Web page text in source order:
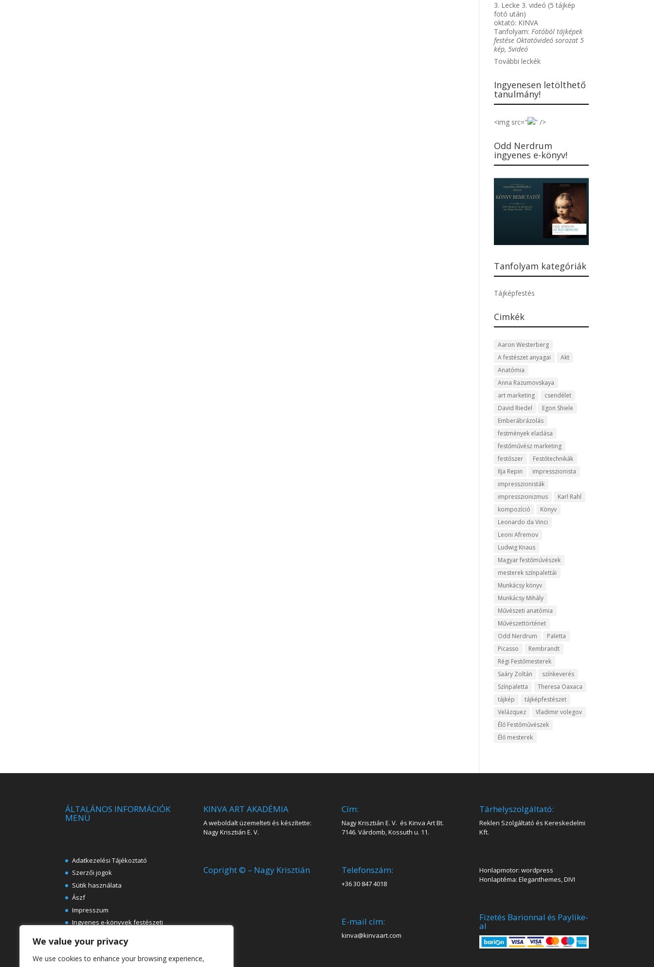
We value your privacy
We use cookies to enhance your browsing experience,
3. Lecke 3. videó (5 tájkép
fotó után)
oktató: KINVA
Tanfolyam:Fotóból tájképek
festése Oktatóvideó sorozat 5
kép, 5videó
További leckék
Ingyenesen letölthető
tanulmány!
<img src=" ” />
Odd Nerdrum
ingyenes e-könyv!
Tanfolyam kategóriák
Tájképfestés
Cimkék
Aaron Westerberg
A festészet anyagai
Akt
Anatómia
Anna Razumovskaya
art marketing
csendélet
David Riedel
Egon Shiele
Emberábrázolás
festmények eladása
festőművész marketing
festőszer
Festőtechnikák
Ilja Repin
impresszionista
impresszionisták
impresszionizmus
Karl Rahl
kompozíció
Könyv
Leonardo da Vinci
Leoni Afremov
Ludwig Knaus
Magyar festőművészek
mesterek színpalettái
Munkácsy könyv
Munkácsy Mihály
Művészeti anatómia
Művészettörténet
Odd Nerdrum
Paletta
Picasso
Rembrandt
Régi Festőmesterek
Saáry Zoltán
színkeverés
Színpaletta
Theresa Oaxaca
tájkép
tájképfestészet
Velázquez
Vladimir volegov
Élő Festőművészek
Élő mesterek
ÁLTALÁNOS INFORMÁCIÓK
MENÜ
Adatkezelési Tájékoztató
Szerzői jogok
Sütik használata
Ászf
Impresszum
Ingyenes e-könyvek festészeti
Rólunk
KINVA ART AKADÉMIA
A weboldalt üzemelteti és készítette:
Nagy Krisztián E. V.
Copright © – Nagy Krisztián
Cím:
Nagy Krisztián E. V. és Kinva Art Bt.
7146. Várdomb, Kossuth u. 11.
Telefonszám:
+36 30 847 4018
E-mail cím:
kinva@kinvaart.com
Tárhelyszolgáltató:
Reklen Szolgáltató és Kereskedelmi
Kft.
Honlapmotor: wordpress
Honlaptéma: Eleganthemes, DIVI
Fizetés Barionnal és Paylike-
al